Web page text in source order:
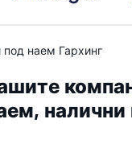
под наем Гархинг
налични